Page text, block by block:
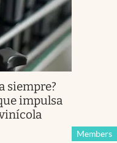
siempre?
impulsa
Members